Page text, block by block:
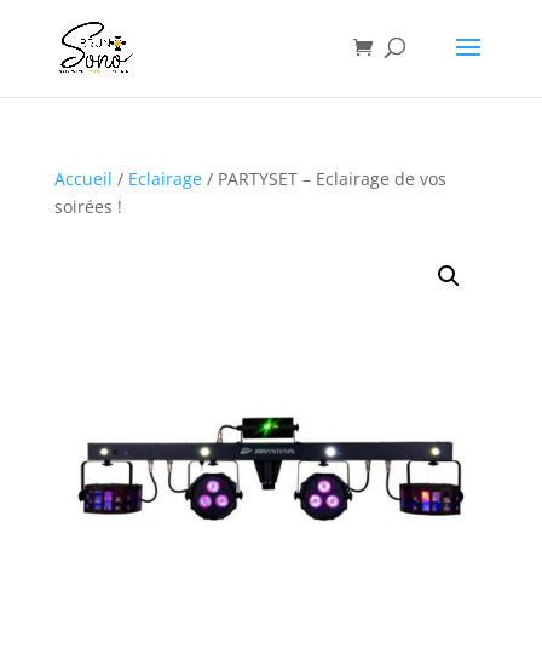
Accueil / Eclairage/ PARTYSET – Eclairage de vos
soirées !